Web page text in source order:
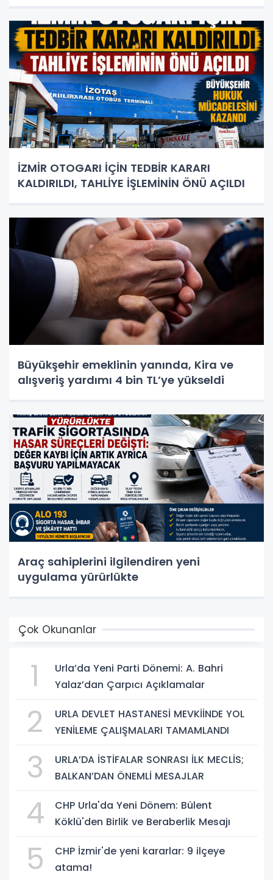
İZMİR OTOGARI İÇİN TEDBİR KARARI
KALDIRILDI, TAHLİYE İŞLEMİNİN ÖNÜ AÇILDI
Büyükşehir emeklinin yanında, Kira ve
alışveriş yardımı 4 bin TL’ye yükseldi
Araç sahiplerini ilgilendiren yeni
uygulama yürürlükte
Çok Okunanlar
1
Urla’da Yeni Parti Dönemi: A. Bahri
Yalaz’dan Çarpıcı Açıklamalar
2
URLA DEVLET HASTANESİ MEVKİİNDE YOL
YENİLEME ÇALIŞMALARI TAMAMLANDI
3
URLA’DA İSTİFALAR SONRASI İLK MECLİS;
BALKAN’DAN ÖNEMLİ MESAJLAR
4
CHP Urla'da Yeni Dönem: Bülent
Köklü'den Birlik ve Beraberlik Mesajı
5
CHP İzmir'de yeni kararlar: 9 ilçeye
atama!